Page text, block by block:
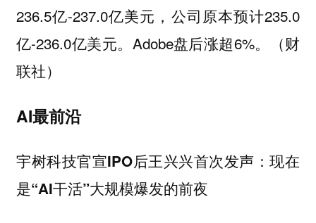
236.5亿-237.0亿美元，公司原本预计235.0
亿-236.0亿美元。Adobe盘后涨超6%。（财
联社）
AI最前沿
宇树科技官宣IPO后王兴兴首次发声：现在
是“AI干活”大规模爆发的前夜